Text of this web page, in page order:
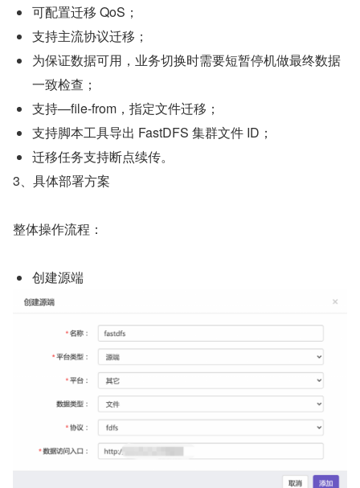
可配置迁移 QoS；
支持主流协议迁移；
为保证数据可用，业务切换时需要短暂停机做最终数据
一致检查；
支持—file-from，指定文件迁移；
支持脚本工具导出 FastDFS 集群文件 ID；
迁移任务支持断点续传。
3、具体部署方案
整体操作流程：
创建源端